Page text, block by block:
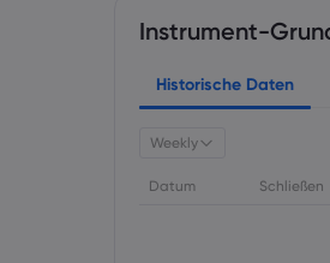
Instrument-
Historische Daten
Weekly
Datum Schließen